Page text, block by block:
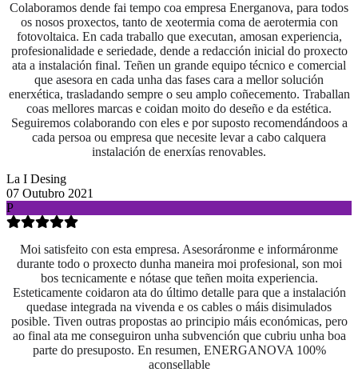
Colaboramos dende fai tempo coa empresa Energanova, para todos
os nosos proxectos, tanto de xeotermia coma de aerotermia con
fotovoltaica. En cada traballo que executan, amosan experiencia,
profesionalidade e seriedade, dende a redacción inicial do proxecto
ata a instalación final. Teñen un grande equipo técnico e comercial
que asesora en cada unha das fases cara a mellor solución
enerxética, trasladando sempre o seu amplo coñecemento. Traballan
coas mellores marcas e coidan moito do deseño e da estética.
Seguiremos colaborando con eles e por suposto recomendándoos a
cada persoa ou empresa que necesite levar a cabo calquera
instalación de enerxías renovables.
La I Desing
07 Outubro 2021
P
Moi satisfeito con esta empresa. Asesoráronme e informáronme
durante todo o proxecto dunha maneira moi profesional, son moi
bos tecnicamente e nótase que teñen moita experiencia.
Esteticamente coidaron ata do último detalle para que a instalación
quedase integrada na vivenda e os cables o máis disimulados
posible. Tiven outras propostas ao principio máis económicas, pero
ao final ata me conseguiron unha subvención que cubriu unha boa
parte do presuposto. En resumen, ENERGANOVA 100%
aconsellable